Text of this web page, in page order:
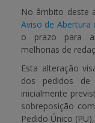
No âmbito deste
Aviso de Abertura
o prazo para
melhorias de
Esta alteração
dos pedidos
inicialmente
sobreposição
Pedido Único